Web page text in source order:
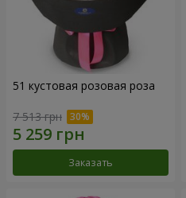
51 кустовая розовая роза
7 513 грн
Заказать